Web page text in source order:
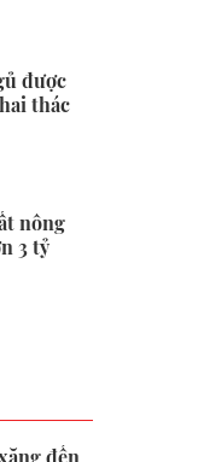
được
thác
nông
3 tỷ
đến